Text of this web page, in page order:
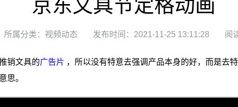
京东文具节定格动画
所属分类：视频动态 发布时间：2021-11-25 13:11:28 阅
销文具的广告片 ，所以没有特意去强调产品本身的好，而是去
思。